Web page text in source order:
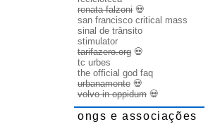
renata falzoni 💀
san francisco critical mass
sinal de trânsito
stimulator
tarifazero.org 💀
tc urbes
the official god faq
urbanamente 💀
volvo in oppidum 💀
ongs e associações